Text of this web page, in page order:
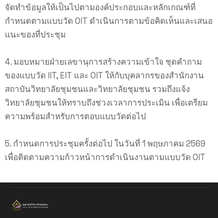
จัดทำข้อมูลให้เป็นไปตามองค์ประกอบและหลักเกณฑ์ที่
กำหนดตามแบบวัด OIT ดำเนินการตามข้อคิดเห็นและเสนอ
แนะของที่ประชุม
4. มอบหมายฝ่ายเลขานุการสร้างความเข้าใจ ชุดคำถาม
ของแบบวัด IIT, EIT และ OIT ให้กับบุคลากรของสำนักงาน
สถาบันวิทยาลัยชุมชนและวิทยาลัยชุมชน รวมถึงแจ้ง
วิทยาลัยชุมชนให้ทราบถึงช่วงเวลาการประเมิน เพื่อเตรียม
ความพร้อมสำหรับการตอบแบบวัดต่อไป
5. กำหนดการประชุมครั้งต่อไป ในวันที่ 1 พฤษภาคม 2569
เพื่อติดตามความก้าวหน้าการดำเนินงานตามแบบวัด OIT